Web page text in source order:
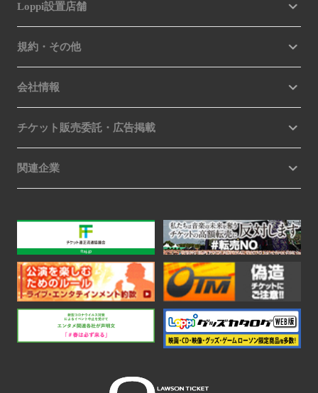
Loppi設置店舗
規約・その他
会社情報
チケット販売委託・広告掲載
関連企業